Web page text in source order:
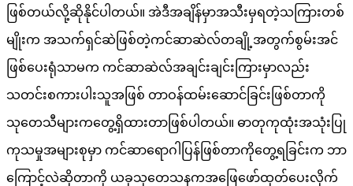
ဖြစ်တယ်လို့ဆိုနိုင်ပါတယ်။ အဲဒီအချိန်မှာအသီးမှရတဲ့သကြားတစ်
မျိုးက အသက်ရှင်ဆဲဖြစ်တဲ့ကင်ဆာဆဲလ်တချို့အတွက်စွမ်းအင်
ဖြစ်ပေးရုံသာမက ကင်ဆာဆဲလ်အချင်းချင်းကြားမှာလည်း
သတင်းစကားပါးသူအဖြစ် တာဝန်ထမ်းဆောင်ခြင်းဖြစ်တာကို
သုတေသီများကတွေ့ရှိထားတာဖြစ်ပါတယ်။ ဓာတုကုထုံးအသုံးပြု
ကုသမှုအများစုမှာ ကင်ဆာရောဂါပြန်ဖြစ်တာကိုတွေ့ရခြင်းက ဘာ
ကြောင့်လဲဆိုတာကို ယခုသုတေသနကအဖြေဖော်ထုတ်ပေးလိုက်